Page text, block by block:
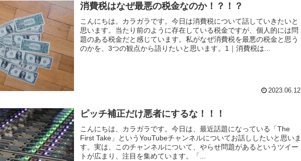
消費税はなぜ最悪の税金なのか！？！？
こんにちは。カラガラです。今日は消費税について話していきたいと
思います。当たり前のように存在している税金ですが、個人的には問
題のある税金だと感じています。私がなぜ消費税を最悪の税金と思う
のかを、3つの観点から語りたいと思います。1｜消費税は...
2023.06.12
ピッチ補正だけ悪者にするな！！！
こんにちは、カラガラです。今日は、最近話題になっている「The
First Take」というYouTubeチャンネルについてお話ししたいと思いま
す。実は、このチャンネルについて、やらせ問題があるというツイー
トが広まり、注目を集めています。「...